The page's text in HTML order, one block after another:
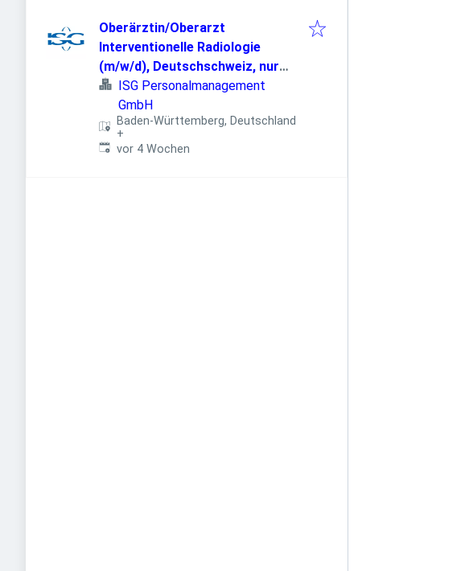
Oberärztin/Oberarzt
Interventionelle Radiologie
(m/w/d), Deutschschweiz, nur
Hintergrunddienste
ISG Personalmanagement
GmbH
Baden-Württemberg, Deutschland
+
Veröffentlicht:
vor 4 Wochen